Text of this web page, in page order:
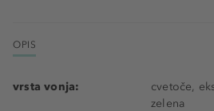
OPIS
vrsta vonja:
cvetoče,
zelena